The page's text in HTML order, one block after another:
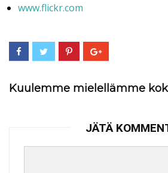
www.flickr.com
Kuulemme mielellämme
JÄTÄ